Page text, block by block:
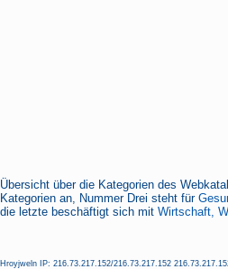
Übersicht über die Kategorien des
Kategorien an, Nummer Drei steht für
die letzte beschäftigt sich mit Wirtschaft,
Hroyjweln IP: 216.73.217.152/216.73.217.152